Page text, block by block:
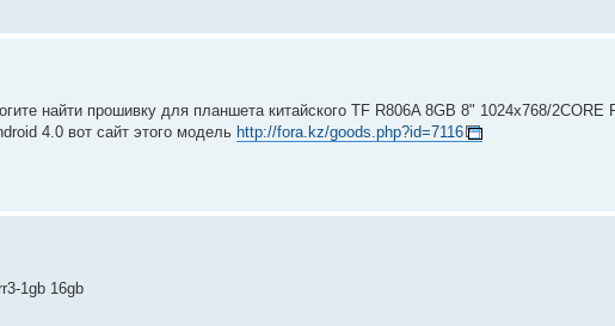
найти прошивку для планшета китайского TF R806A 8GB 8" 1024x768/2CORE
4.0 вот сайт этого модель http://fora.kz/goods.php?id=7116
1gb 16gb